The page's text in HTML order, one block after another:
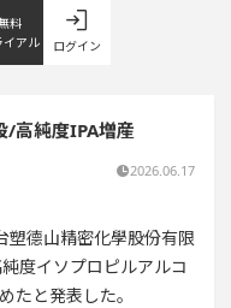
料
イアル
ログイン
/高純度IPA増産
2026.06.17
塑德山精密化學股份有限
度イソプロピルアルコ
たと発表した。